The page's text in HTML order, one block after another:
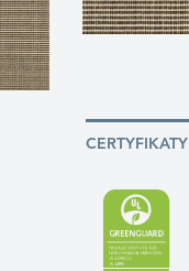
CERTYFIKATY